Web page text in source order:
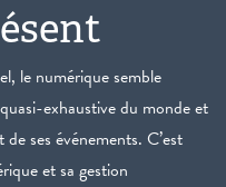
le numérique semble
exhaustive du monde et
ses événements. C’est
et sa gestion